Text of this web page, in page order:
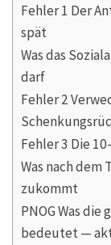
Fehler 1 Der
spät
Was das
darf
Fehler 2
Fehler 3 Die
Was nach
zukommt
PNOG Was
bedeutet —